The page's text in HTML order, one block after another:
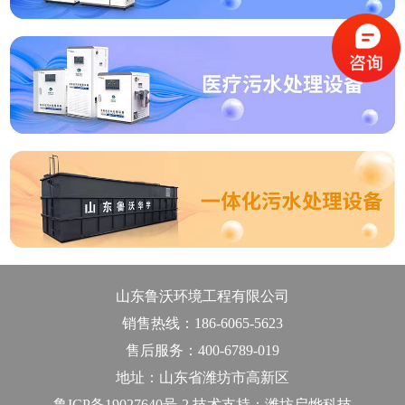
山东鲁沃环境工程有限公司
销售热线：186-6065-5623
售后服务：400-6789-019
地址：山东省潍坊市高新区